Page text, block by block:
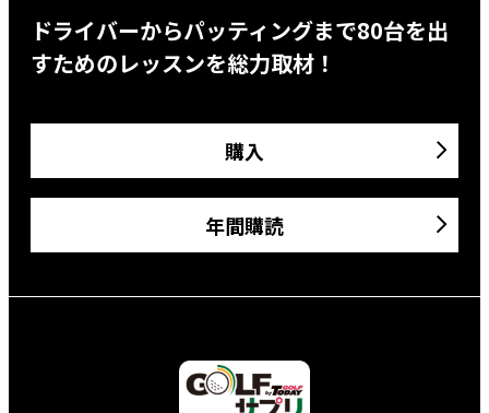
ドライバーからパッティングまで80台を出
すためのレッスンを総力取材！
購入
年間購読